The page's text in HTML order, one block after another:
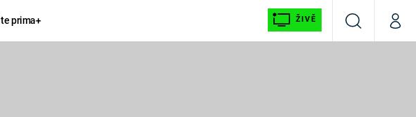
prima+ ŽIVĚ
VyhledáváníMůj